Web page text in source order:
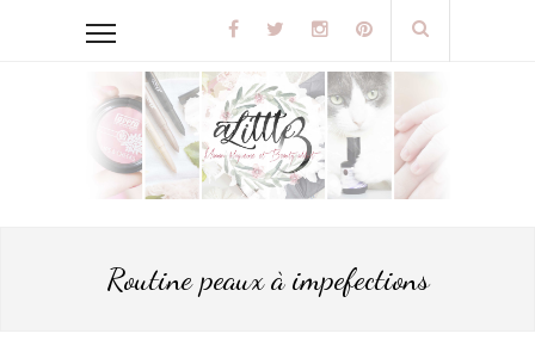
Routine peaux à impefections